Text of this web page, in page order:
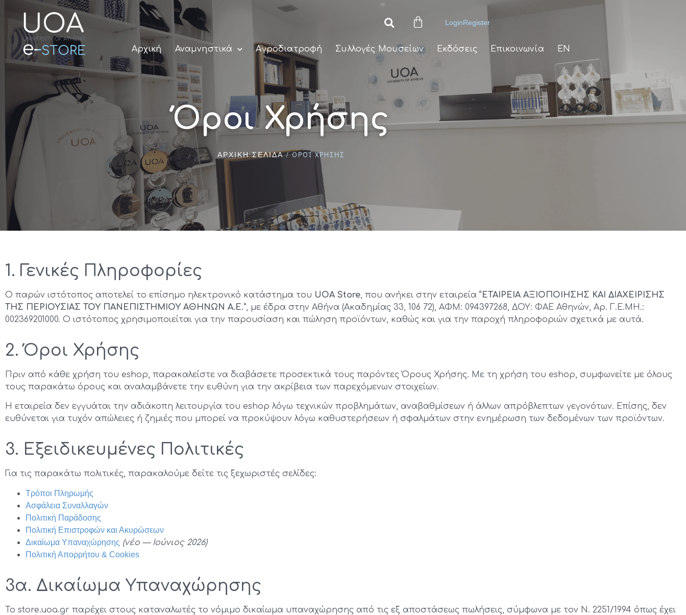
LoginRegister
Αρχική Αναμνηστικά Αγροδιατροφή Συλλογές Μουσείων Εκδόσεις Επικοινωνία EN
Όροι Χρήσης
ΑΡΧΙΚΉ ΣΕΛΊΔΑ/ ΌΡΟΙ ΧΡΉΣΗΣ
1. Γενικές Πληροφορίες
Ο παρών ιστότοπος αποτελεί το επίσημο ηλεκτρονικό κατάστημα του UOA Store, που ανήκει στην εταιρεία “ΕΤΑΙΡΕΙΑ ΑΞΙΟΠΟΙΗΣΗΣ ΚΑΙ ΔΙΑΧΕΙΡΙΣΗΣ
ΤΗΣ ΠΕΡΙΟΥΣΙΑΣ ΤΟΥ ΠΑΝΕΠΙΣΤΗΜΙΟΥ ΑΘΗΝΩΝ Α.Ε.”, με έδρα στην Αθήνα (Ακαδημίας 33, 106 72), ΑΦΜ: 094397268, ΔΟΥ: ΦΑΕ Αθηνών, Αρ. Γ.Ε.ΜΗ.:
002369201000. Ο ιστότοπος χρησιμοποιείται για την παρουσίαση και πώληση προϊόντων, καθώς και για την παροχή πληροφοριών σχετικά με αυτά.
2. Όροι Χρήσης
Πριν από κάθε χρήση του eshop, παρακαλείστε να διαβάσετε προσεκτικά τους παρόντες Όρους Χρήσης. Με τη χρήση του eshop, συμφωνείτε με όλους
τους παρακάτω όρους και αναλαμβάνετε την ευθύνη για την ακρίβεια των παρεχόμενων στοιχείων.
Η εταιρεία δεν εγγυάται την αδιάκοπη λειτουργία του eshop λόγω τεχνικών προβλημάτων, αναβαθμίσεων ή άλλων απρόβλεπτων γεγονότων. Επίσης, δεν
ευθύνεται για τυχόν απώλειες ή ζημιές που μπορεί να προκύψουν λόγω καθυστερήσεων ή σφαλμάτων στην ενημέρωση των δεδομένων των προϊόντων.
3. Εξειδικευμένες Πολιτικές
Για τις παρακάτω πολιτικές, παρακαλούμε δείτε τις ξεχωριστές σελίδες:
Τρόποι Πληρωμής
Ασφάλεια Συναλλαγών
Πολιτική Παράδοσης
Πολιτική Επιστροφών και Ακυρώσεων
Δικαίωμα Υπαναχώρησης (νέο — Ιούνιος 2026)
Πολιτική Απορρήτου & Cookies
3α. Δικαίωμα Υπαναχώρησης
Το store.uoa.gr παρέχει στους καταναλωτές το νόμιμο δικαίωμα υπαναχώρησης από τις εξ αποστάσεως πωλήσεις, σύμφωνα με τον Ν. 2251/1994 όπως έχει